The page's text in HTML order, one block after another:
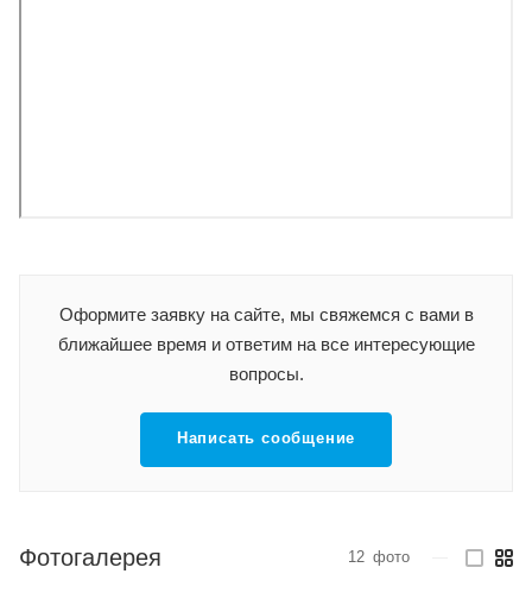
Оформите заявку на сайте, мы свяжемся с вами в
ближайшее время и ответим на все интересующие
вопросы.
Написать сообщение
Фотогалерея 12 фото